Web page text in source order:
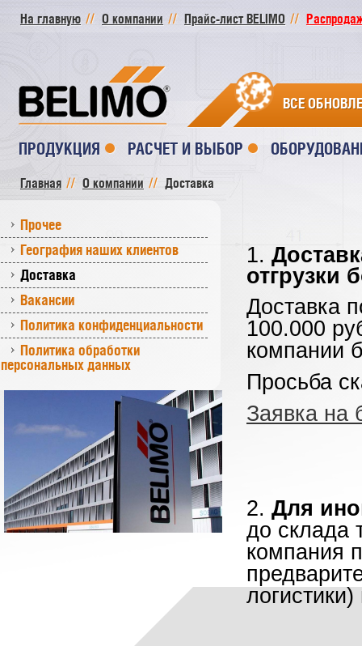
На главную О компании Прайс-лист BELIMO
ВСЕ
ПРОДУКЦИЯ РАСЧЕТ И ВЫБОР
Главная О компании Доставка
Прочее
География наших клиентов
Доставка
Вакансии
Политика конфиденциальности
Политика обработки
персональных данных
1.
отгрузки
Доставка
100.000
компании
Просьба
Заявка на
2. Для
до склада
компания